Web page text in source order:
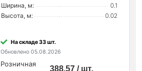
Ширина, м:
0.1
Высота, м:
0.02
На складе 33 шт.
Обновлено 05.08.2026
Розничная
388.57 / шт.